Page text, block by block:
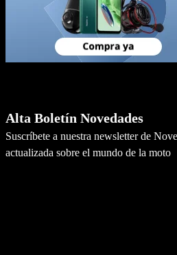
Alta Boletín Novedades
Suscríbete a nuestra newsletter de
actualizada sobre el mundo de la moto